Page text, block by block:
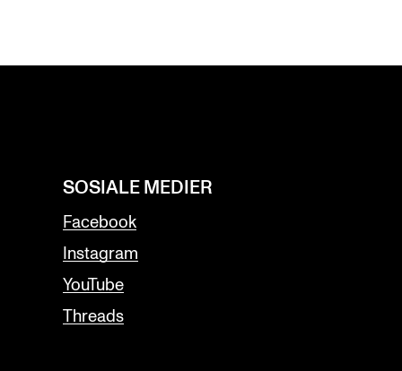
SOSIALE MEDIER
Facebook
Instagram
YouTube
Threads